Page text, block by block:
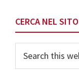
Primary
Sidebar
CERCA NEL SITO
this